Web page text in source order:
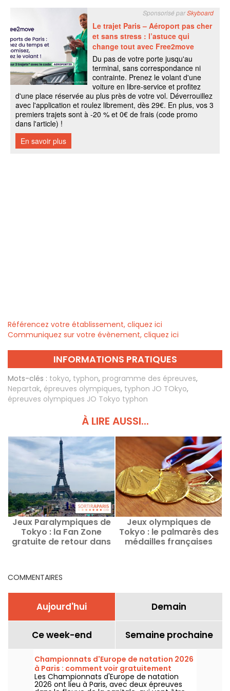
Référencez votre établissement, cliquez ici
Communiquez sur votre évènement, cliquez ici
INFORMATIONS PRATIQUES
Mots-clés : tokyo, typhon, programme des épreuves,
Nepartak, épreuves olympiques, typhon JO TOkyo,
épreuves olympiques JO Tokyo typhon
À LIRE AUSSI...
Jeux Paralympiques de
Tokyo : la Fan Zone
gratuite de retour dans
Jeux olympiques de
Tokyo : le palmarès des
médailles françaises
COMMENTAIRES
Aujourd'hui Demain
Ce week-end Semaine prochaine
Championnats d'Europe de natation 2026
à Paris : comment voir gratuitement
certaines épreuves ?
Les Championnats d'Europe de natation
2026 ont lieu à Paris, avec deux épreuves